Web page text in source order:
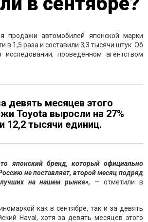
продажи автомобилей японской марки
в 1,5 раза и составили 3,3 тысячи штук. Об
проведенном агентством
девять месяцев этого
Toyota выросли на 27%
12,2 тысячи единиц.
японский бренд, который официально
не поставляет, второй месяц подряд
на нашем рынке», — отметили в
как в сентябре, так и за девять
Haval, хотя за девять месяцев этого